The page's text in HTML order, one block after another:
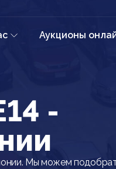
Аукционы
-
Мы можем